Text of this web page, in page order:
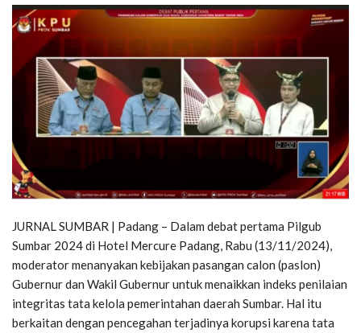
JURNAL SUMBAR | Padang – Dalam debat pertama Pilgub
Sumbar 2024 di Hotel Mercure Padang, Rabu (13/11/2024),
moderator menanyakan kebijakan pasangan calon (paslon)
Gubernur dan Wakil Gubernur untuk menaikkan indeks penilaian
integritas tata kelola pemerintahan daerah Sumbar. Hal itu
berkaitan dengan pencegahan terjadinya korupsi karena tata